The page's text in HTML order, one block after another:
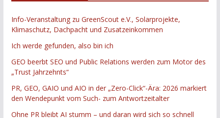
Info-Veranstaltung zu GreenScout e.V., Solarprojekte,
Klimaschutz, Dachpacht und Zusatzeinkommen
Ich werde gefunden, also bin ich
GEO beerbt SEO und Public Relations werden zum Motor des
„Trust Jahrzehnts“
PR, GEO, GAIO und AIO in der „Zero-Click“-Ära: 2026 markiert
den Wendepunkt vom Such- zum Antwortzeitalter
Ohne PR bleibt AI stumm – und daran wird sich so schnell